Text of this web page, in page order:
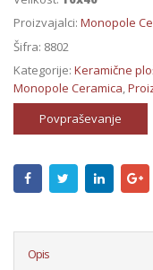
Proizvajalci: Monopole
Šifra: 8802
Kategorije: Keramične
Monopole Ceramica,
Povpraševanje
Opis